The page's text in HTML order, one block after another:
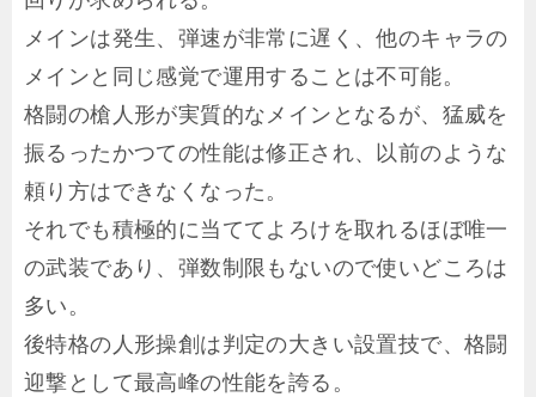
メインは発生、弾速が非常に遅く、他のキャラの
メインと同じ感覚で運用することは不可能。
格闘の槍人形が実質的なメインとなるが、猛威を
振るったかつての性能は修正され、以前のような
頼り方はできなくなった。
それでも積極的に当ててよろけを取れるほぼ唯一
の武装であり、弾数制限もないので使いどころは
多い。
後特格の人形操創は判定の大きい設置技で、格闘
迎撃として最高峰の性能を誇る。